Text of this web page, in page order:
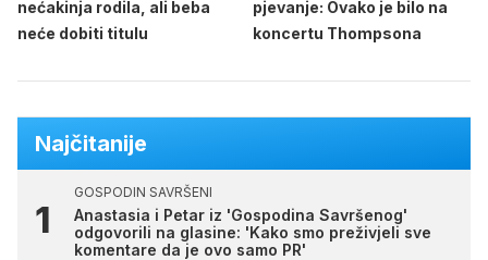
nećakinja rodila, ali beba
neće dobiti titulu
pjevanje: Ovako je bilo na
koncertu Thompsona
Najčitanije
GOSPODIN SAVRŠENI
Anastasia i Petar iz 'Gospodina Savršenog'
odgovorili na glasine: 'Kako smo preživjeli sve
komentare da je ovo samo PR'